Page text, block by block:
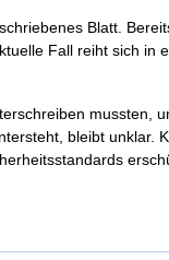
Blatt.
Fall reiht sich in
mussten,
bleibt unklar.